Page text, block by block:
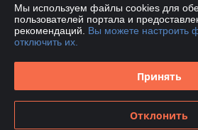
220030, Республика Беларусь, г.Минск,
Регистрационный номер ЕГР: 193818085
Регистрационный орган: Минский городской
Дата регистрации компании: 04.12.2024
Мы используем файлы cookies для
пользователей портала и
рекомендаций. Вы можете настроить
отключить их.
Принять
Отклонить